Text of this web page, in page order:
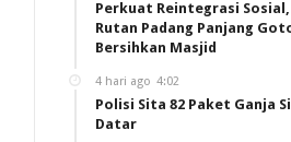
Perkuat Reintegrasi Sosial,
Rutan Padang Panjang
Bersihkan Masjid
4 hari ago 4:02
Polisi Sita 82 Paket Ganja
Datar